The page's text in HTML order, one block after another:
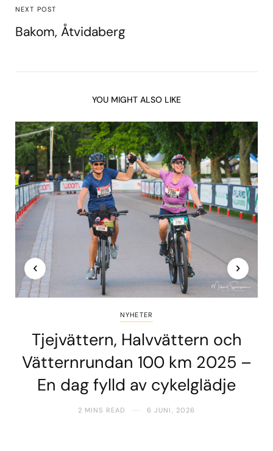
NEXT POST
Bakom, Åtvidaberg
YOU MIGHT ALSO LIKE
NYHETER
Tjejvättern, Halvvättern och
Vätternrundan 100 km 2025 –
En dag fylld av cykelglädje
2 MINS READ 6 JUNI, 2026